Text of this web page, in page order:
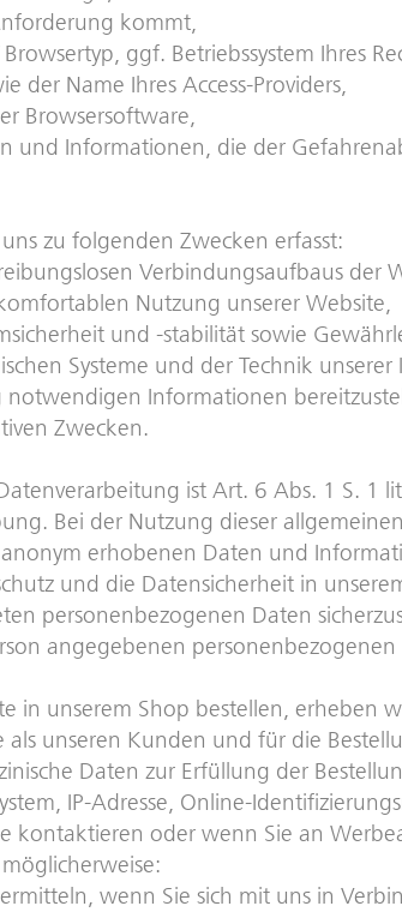
kommt,
ggf. Betriebssystem Ihres
der Name Ihres Access-Providers,
Browsersoftware,
und Informationen, die der
zu folgenden Zwecken erfasst:
Verbindungsaufbaus der
Nutzung unserer Website,
und -stabilität sowie
Systeme und der Technik
notwendigen Informationen
Zwecken.
ist Art. 6 Abs. 1 S. 1
Bei der Nutzung dieser
erhobenen Daten und
und die Datensicherheit in
personenbezogenen Daten
angegebenen personenbezogenen
in unserem Shop bestellen, erheben
als unseren Kunden und für die
Daten zur Erfüllung der
IP-Adresse, Online-
kontaktieren oder wenn Sie an
wenn Sie sich mit uns in